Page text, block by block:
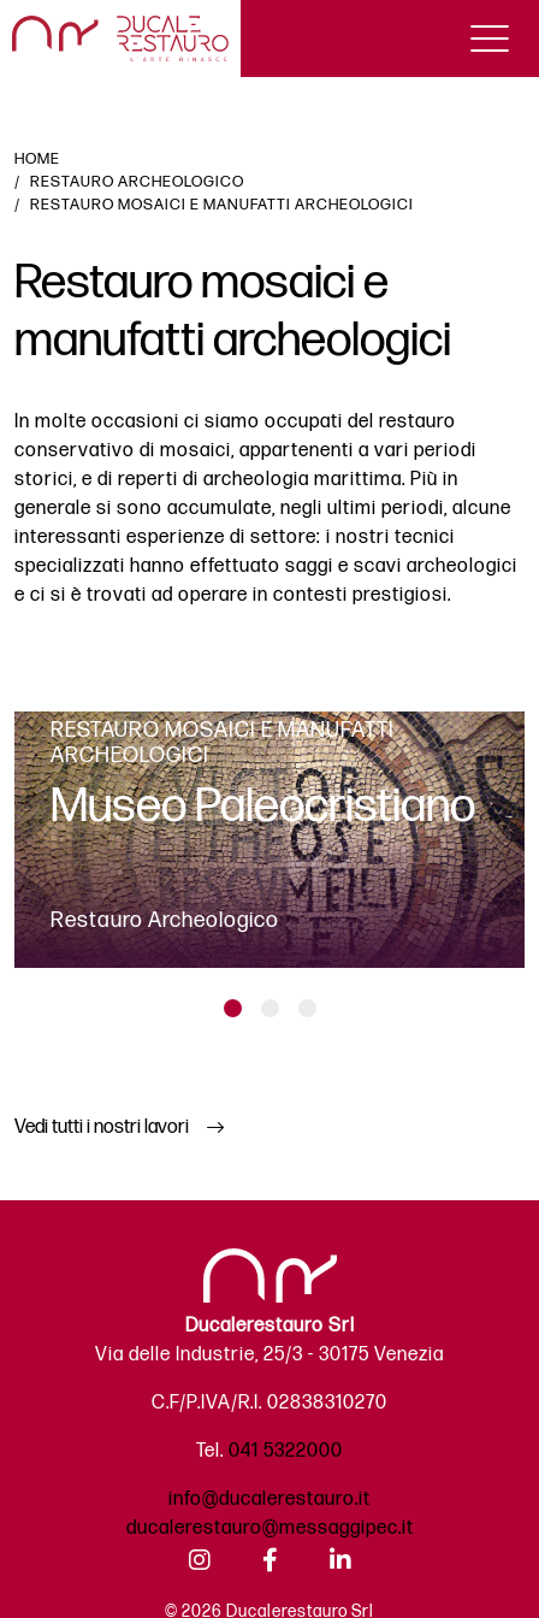
HOME
RESTAURO ARCHEOLOGICO
RESTAURO MOSAICI E MANUFATTI ARCHEOLOGICI
Restauro mosaici e
manufatti archeologici
In molte occasioni ci siamo occupati del restauro
conservativo di mosaici, appartenenti a vari periodi
storici, e di reperti di archeologia marittima. Più in
generale si sono accumulate, negli ultimi periodi, alcune
interessanti esperienze di settore: i nostri tecnici
specializzati hanno effettuato saggi e scavi archeologici
e ci si è trovati ad operare in contesti prestigiosi.
RESTAURO MOSAICI E MANUFATTI
ARCHEOLOGICI
Museo Paleocristiano
Restauro Archeologico
Vedi tutti i nostri lavori
Ducalerestauro Srl
Via delle Industrie, 25/3 - 30175 Venezia
C.F/P.IVA/R.I. 02838310270
Tel. 041 5322000
info@ducalerestauro.it
ducalerestauro@messaggipec.it
© 2026 Ducalerestauro Srl